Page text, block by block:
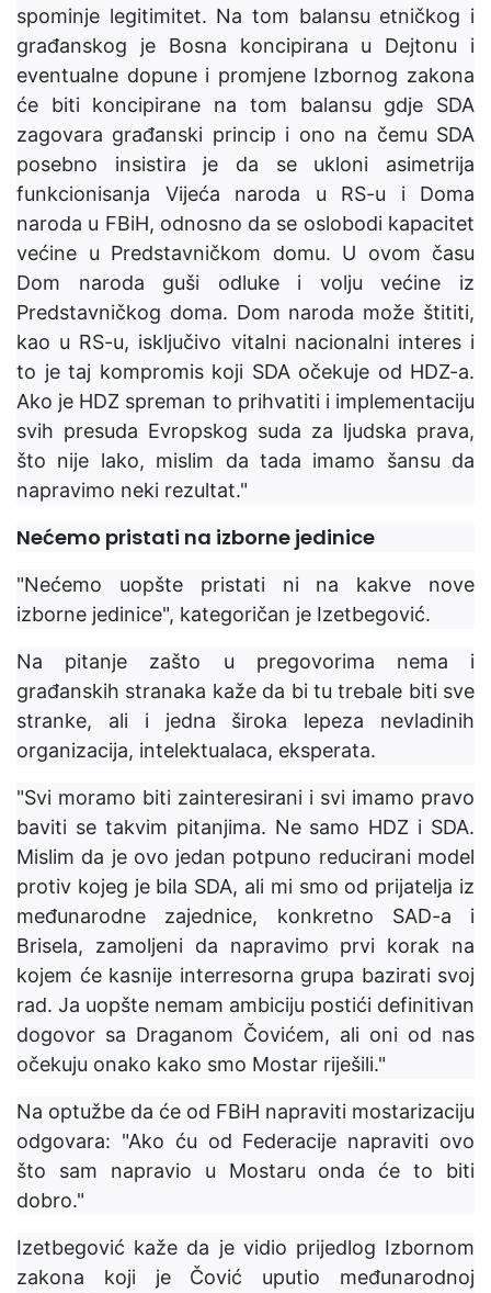
spominje legitimitet. Na tom balansu etničkog i
građanskog je Bosna koncipirana u Dejtonu i
eventualne dopune i promjene Izbornog zakona
će biti koncipirane na tom balansu gdje SDA
zagovara građanski princip i ono na čemu SDA
posebno insistira je da se ukloni asimetrija
funkcionisanja Vijeća naroda u RS-u i Doma
naroda u FBiH, odnosno da se oslobodi kapacitet
većine u Predstavničkom domu. U ovom času
Dom naroda guši odluke i volju većine iz
Predstavničkog doma. Dom naroda može štititi,
kao u RS-u, isključivo vitalni nacionalni interes i
to je taj kompromis koji SDA očekuje od HDZ-a.
Ako je HDZ spreman to prihvatiti i implementaciju
svih presuda Evropskog suda za ljudska prava,
što nije lako, mislim da tada imamo šansu da
napravimo neki rezultat."
Nećemo pristati na izborne jedinice
"Nećemo uopšte pristati ni na kakve nove
izborne jedinice", kategoričan je Izetbegović.
Na pitanje zašto u pregovorima nema i
građanskih stranaka kaže da bi tu trebale biti sve
stranke, ali i jedna široka lepeza nevladinih
organizacija, intelektualaca, eksperata.
"Svi moramo biti zainteresirani i svi imamo pravo
baviti se takvim pitanjima. Ne samo HDZ i SDA.
Mislim da je ovo jedan potpuno reducirani model
protiv kojeg je bila SDA, ali mi smo od prijatelja iz
međunarodne zajednice, konkretno SAD-a i
Brisela, zamoljeni da napravimo prvi korak na
kojem će kasnije interresorna grupa bazirati svoj
rad. Ja uopšte nemam ambiciju postići definitivan
dogovor sa Draganom Čovićem, ali oni od nas
očekuju onako kako smo Mostar riješili."
Na optužbe da će od FBiH napraviti mostarizaciju
odgovara: "Ako ću od Federacije napraviti ovo
što sam napravio u Mostaru onda će to biti
dobro."
Izetbegović kaže da je vidio prijedlog Izbornom
zakona koji je Čović uputio međunarodnoj